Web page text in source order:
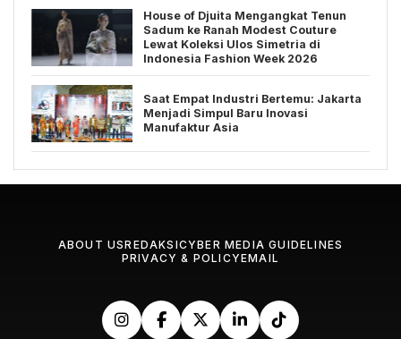
House of Djuita Mengangkat Tenun
Sadum ke Ranah Modest Couture
Lewat Koleksi Ulos Simetria di
Indonesia Fashion Week 2026
Saat Empat Industri Bertemu: Jakarta
Menjadi Simpul Baru Inovasi
Manufaktur Asia
ABOUT USREDAKSICYBER MEDIA GUIDELINES
PRIVACY & POLICYEMAIL